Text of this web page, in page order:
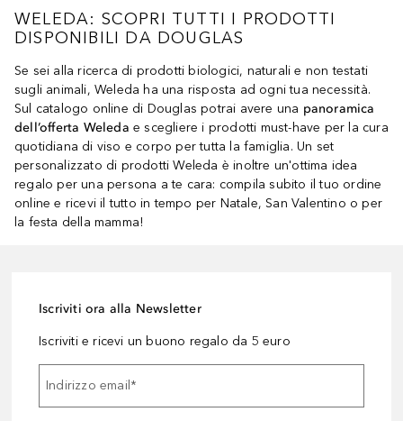
WELEDA: SCOPRI TUTTI I PRODOTTI
DISPONIBILI DA DOUGLAS
Se sei alla ricerca di prodotti biologici, naturali e non testati
sugli animali, Weleda ha una risposta ad ogni tua necessità.
Sul catalogo online di Douglas potrai avere una panoramica
dell’offerta Weleda e scegliere i prodotti must-have per la cura
quotidiana di viso e corpo per tutta la famiglia. Un set
personalizzato di prodotti Weleda è inoltre un'ottima idea
regalo per una persona a te cara: compila subito il tuo ordine
online e ricevi il tutto in tempo per Natale, San Valentino o per
la festa della mamma!
Iscriviti ora alla Newsletter
Iscriviti e ricevi un buono regalo da 5 euro
Indirizzo email *